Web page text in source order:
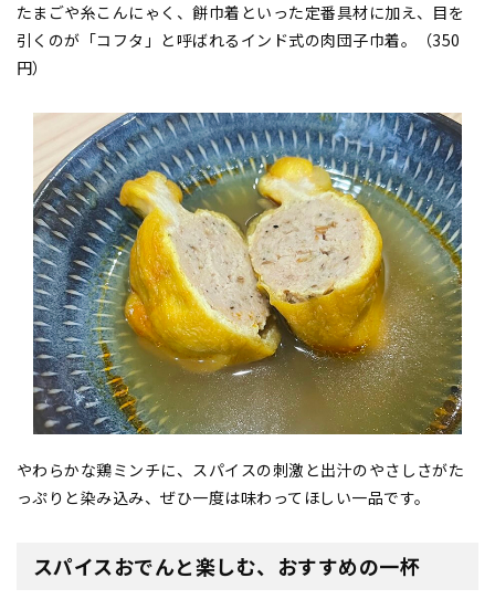
たまごや糸こんにゃく、餅巾着といった定番具材に加え、目を
引くのが「コフタ」と呼ばれるインド式の肉団子巾着。（350
円）
やわらかな鶏ミンチに、スパイスの刺激と出汁のやさしさがた
っぷりと染み込み、ぜひ一度は味わってほしい一品です。
スパイスおでんと楽しむ、おすすめの一杯